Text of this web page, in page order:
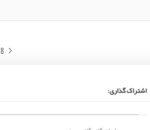
اشتراک گذاری: